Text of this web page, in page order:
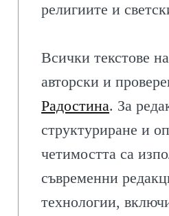
религиите и
Всички текстове
авторски и
Радостина. За
структуриране и
четимостта са
съвременни
технологии,